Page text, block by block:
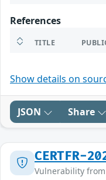
References
TITLE
Show details on
JSON Share
CERTFR-
Vulnerability from